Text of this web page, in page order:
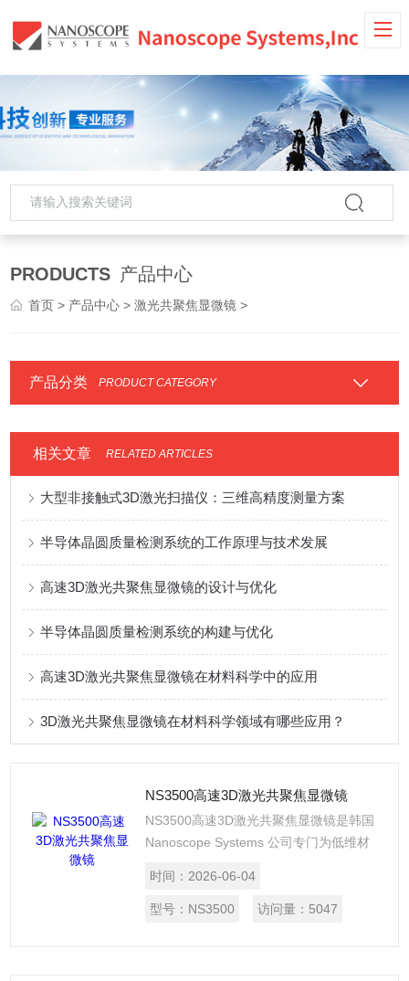
PRODUCTS 产品中心
首页 > 产品中心 >激光共聚焦显微镜 >
产品分类 PRODUCT CATEGORY
相关文章 RELATED ARTICLES
大型非接触式3D激光扫描仪：三维高精度测量方案
半导体晶圆质量检测系统的工作原理与技术发展
高速3D激光共聚焦显微镜的设计与优化
半导体晶圆质量检测系统的构建与优化
高速3D激光共聚焦显微镜在材料科学中的应用
3D激光共聚焦显微镜在材料科学领域有哪些应用？
NS3500高速3D激光共聚焦显微镜
NS3500高速3D激光共聚焦显微镜是韩国
Nanoscope Systems 公司专门为低维材
统的3D探针轮廓仪相比较，NS3500使用
405nm的激光作为光源，进行无损伤检
时间： 2026-06-04
型号： NS3500 访问量： 5047